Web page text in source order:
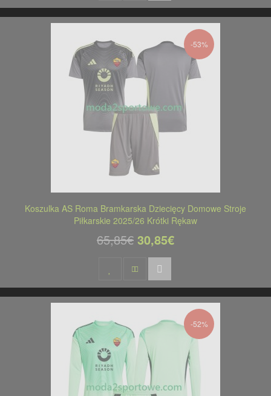
-53%
Koszulka AS Roma Bramkarska Dziecięcy Domowe Stroje
Piłkarskie 2025/26 Krótki Rękaw
65,85€ 30,85€
-52%